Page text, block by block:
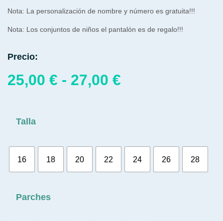
Nota: La personalización de nombre y número es gratuita!!!
Nota: Los conjuntos de niños el pantalón es de regalo!!!
Precio:
25,00 € - 27,00 €
Talla
16 18 20 22 24 26 28
Parches